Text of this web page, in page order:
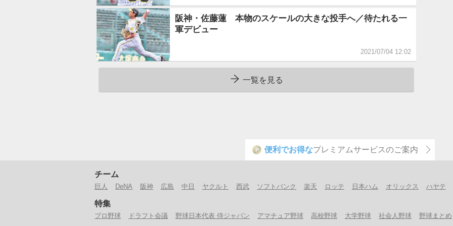
阪神・佐藤蓮 本物のスケールの大きな投手へ／待たれる一
軍デビュー
2021/07/04 12:02
一覧を見る
P 便利でお得なプレミアムサービスのご案内
チーム
巨人 DeNA 阪神 広島 中日 ヤクルト 西武 ソフトバンク 楽天 ロッテ 日本ハム オリックス ハヤテ
特集
プロ野球 ドラフト会議 野球日本代表 侍ジャパン アマチュア野球 高校野球 大学野球 社会人野球 野球まとめ